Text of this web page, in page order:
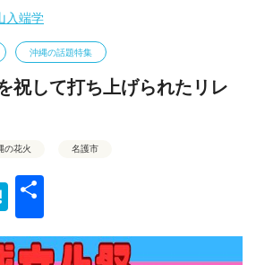
入端学
沖縄の話題特集
祝して打ち上げられたリレ
の花火 名護市
Hatena